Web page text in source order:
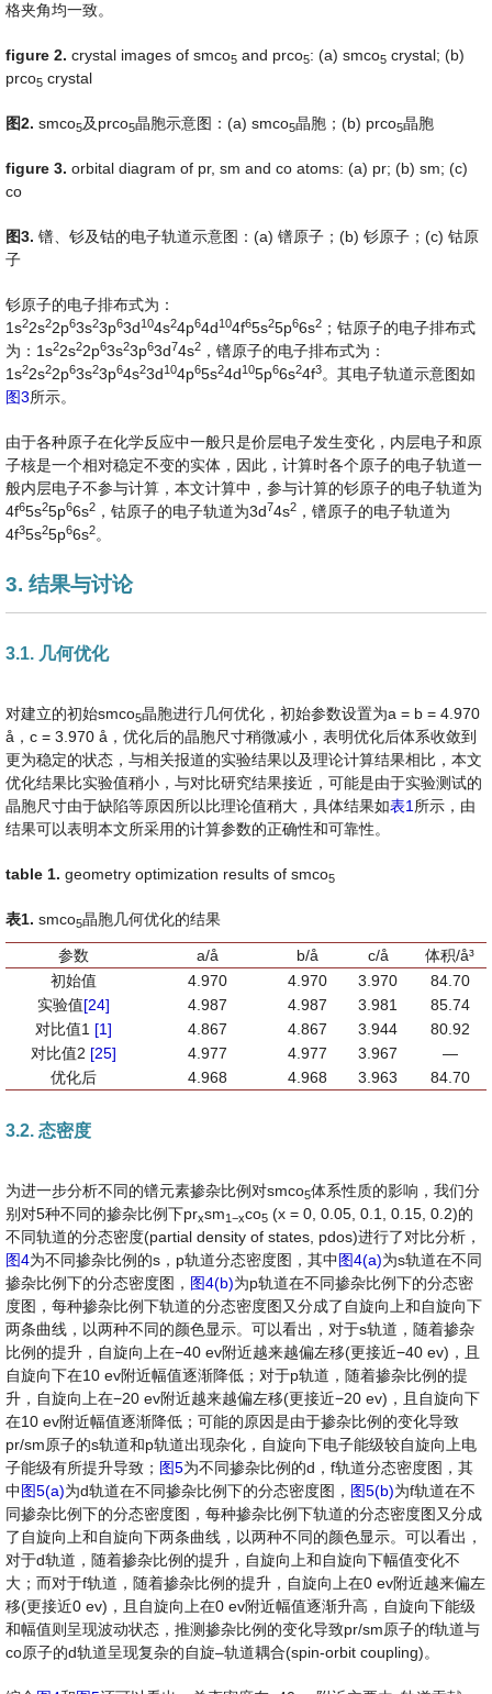
格夹角均一致。
figure 2. crystal images of smco5 and prco5: (a) smco5 crystal; (b)
prco5 crystal
图2. smco5及prco5晶胞示意图：(a) smco5晶胞；(b) prco5晶胞
figure 3. orbital diagram of pr, sm and co atoms: (a) pr; (b) sm; (c)
co
图3. 镨、钐及钴的电子轨道示意图：(a) 镨原子；(b) 钐原子；(c) 钴原
子
钐原子的电子排布式为：
1s22s22p63s23p63d104s24p64d104f65s25p66s2 ；钴原子的电子排布式
为：1s22s22p63s23p63d74s2 ，镨原子的电子排布式为：
1s22s22p63s23p64s23d104p65s24d105p66s24f3。其电子轨道示意图如
图3所示。
由于各种原子在化学反应中一般只是价层电子发生变化，内层电子和原
子核是一个相对稳定不变的实体，因此，计算时各个原子的电子轨道一
般内层电子不参与计算，本文计算中，参与计算的钐原子的电子轨道为
4f65s25p66s2 ，钴原子的电子轨道为3d74s2 ，镨原子的电子轨道为
4f35s25p66s2。
3. 结果与讨论
3.1. 几何优化
对建立的初始smco5晶胞进行几何优化，初始参数设置为a = b = 4.970
å，c = 3.970 å，优化后的晶胞尺寸稍微减小，表明优化后体系收敛到
更为稳定的状态，与相关报道的实验结果以及理论计算结果相比，本文
优化结果比实验值稍小，与对比研究结果接近，可能是由于实验测试的
晶胞尺寸由于缺陷等原因所以比理论值稍大，具体结果如表1 所示，由
结果可以表明本文所采用的计算参数的正确性和可靠性。
table 1. geometry optimization results of smco5
表1. smco5晶胞几何优化的结果
参数 a/å b/å c/å
体积/å³
初始值
4.970 4.970 3.970
84.70
实验值[24] 4.987 4.987 3.981
85.74
对比值1 [1] 4.867 4.867 3.944
80.92
对比值2 [25] 4.977 4.977 3.967
—
优化后
4.968 4.968 3.963 84.70
3.2. 态密度
为进一步分析不同的镨元素掺杂比例对smco5体系性质的影响，我们分
别对5种不同的掺杂比例下prxsm1−xco5 (x = 0, 0.05, 0.1, 0.15, 0.2)的
不同轨道的分态密度(partial density of states, pdos)进行了对比分析，
图4为不同掺杂比例的s，p轨道分态密度图，其中图4(a)为s轨道在不同
掺杂比例下的分态密度图， 图4(b)为p轨道在不同掺杂比例下的分态密
度图，每种掺杂比例下轨道的分态密度图又分成了自旋向上和自旋向下
两条曲线，以两种不同的颜色显示。可以看出，对于s轨道，随着掺杂
比例的提升，自旋向上在−40 ev附近越来越偏左移(更接近−40 ev)，且
自旋向下在10 ev附近幅值逐渐降低；对于p轨道，随着掺杂比例的提
升，自旋向上在−20 ev附近越来越偏左移(更接近−20 ev)，且自旋向下
在10 ev附近幅值逐渐降低；可能的原因是由于掺杂比例的变化导致
pr/sm原子的s轨道和p轨道出现杂化，自旋向下电子能级较自旋向上电
子能级有所提升导致； 图5为不同掺杂比例的d，f轨道分态密度图，其
中图5(a)为d轨道在不同掺杂比例下的分态密度图， 图5(b)为f轨道在不
同掺杂比例下的分态密度图，每种掺杂比例下轨道的分态密度图又分成
了自旋向上和自旋向下两条曲线，以两种不同的颜色显示。可以看出，
对于d轨道，随着掺杂比例的提升，自旋向上和自旋向下幅值变化不
大；而对于f轨道，随着掺杂比例的提升，自旋向上在0 ev附近越来偏左
移(更接近0 ev)，且自旋向上在0 ev附近幅值逐渐升高，自旋向下能级
和幅值则呈现波动状态，推测掺杂比例的变化导致pr/sm原子的f轨道与
co原子的d轨道呈现复杂的自旋–轨道耦合(spin-orbit coupling)。